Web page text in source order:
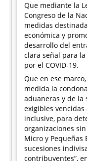
Que mediante la
Congreso de la
medidas
económica y
desarrollo del
clara señal para
por el COVID-19.
Que en ese
medida la
aduaneras y de
exigibles vencidas
inclusive, para
organizaciones
Micro y Pequeñas
sucesiones
contribuyentes”,